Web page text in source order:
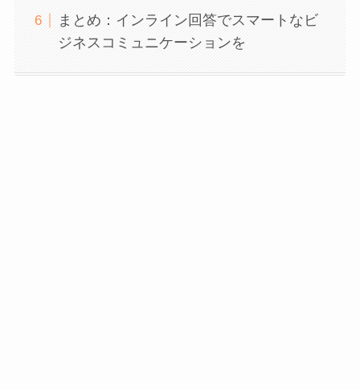
まとめ：インライン回答でスマートなビ
ジネスコミュニケーションを